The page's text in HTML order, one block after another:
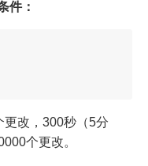
件：
改，300秒（5分
个更改。